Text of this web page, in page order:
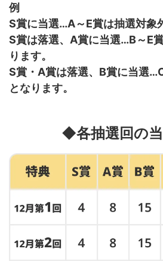
例
S賞に当選…A～E賞は抽選対象
S賞は落選、A賞に当選…B～E
ります。
S賞・A賞は落選、B賞に当選
となります。
◆各抽選回の